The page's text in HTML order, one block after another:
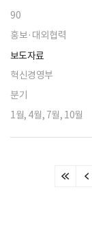
90
홍보·대외협력
보도자료
혁신경영부
분기
1월, 4월, 7월, 10월
처
이